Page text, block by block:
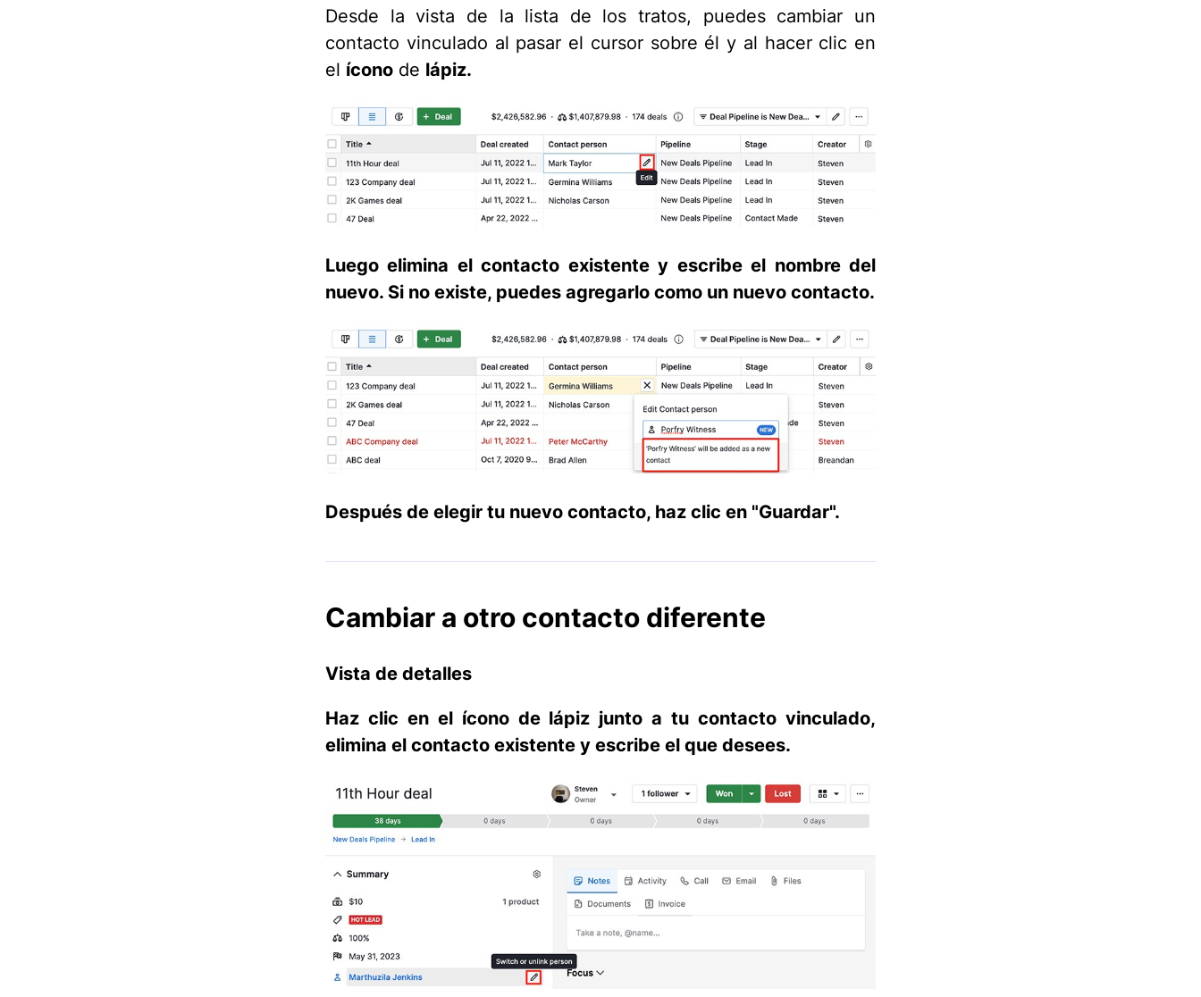
Desde la vista de la lista de los tratos, puedes cambiar un
contacto vinculado al pasar el cursor sobre él y al hacer clic en
el ícono de lápiz.
Luego elimina el contacto existente y escribe el nombre del
nuevo. Si no existe, puedes agregarlo como un nuevo contacto.
Después de elegir tu nuevo contacto, haz clic en "Guardar".
Cambiar a otro contacto diferente
Vista de detalles
Haz clic en el ícono de lápiz junto a tu contacto vinculado,
elimina el contacto existente y escribe el que desees.